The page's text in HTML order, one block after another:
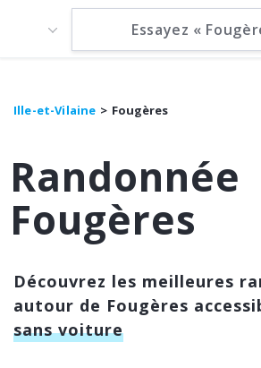
Ille-et-Vilaine Fougères
Randonnée
Fougères
Découvrez les meilleures
autour de Fougères
sans voiture